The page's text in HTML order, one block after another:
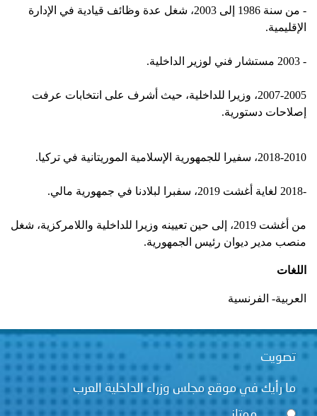
- من سنة 1986 إلى 2003، شغل عدة وظائف قيادية في الإدارة
الإقليمية.
- 2003 مستشار فني لوزير الداخلية.
2007-2005، وزيرا للداخلية، حيث أشرف على انتخابات عرفت
إصلاحات دستورية.
2018-2010، سفيرا للجمهورية الإسلامية الموريتانية في تركيا.
-2018 لغاية أغشت 2019، سفبرا لبلادنا في جمهورية مالي.
من أغشت 2019، إلى حين تعيينه وزيرا للداخلية واللامركزية، شغل
منصب مدير ديوان رئيس الجمهورية.
اللغات
العربية- الفرنسية
تصويت
ما رأيك في موقع مجلس وزراء الداخلية العرب